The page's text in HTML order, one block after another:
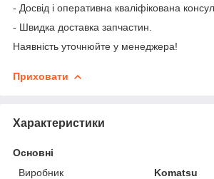
- Досвід і оперативна кваліфікована
- Швидка доставка запчастин.
Наявність уточнюйте у менеджера!
Приховати
Характеристики
Основні
Виробник
Komatsu